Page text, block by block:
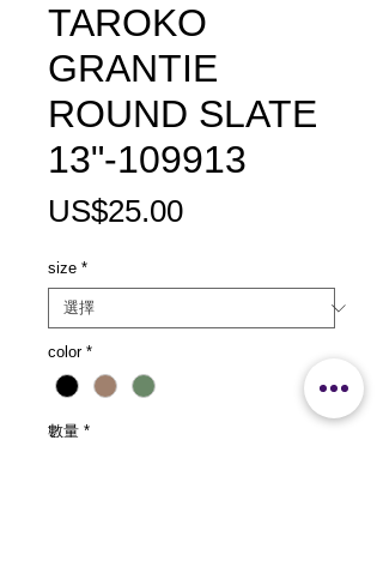
TAROKO
GRANTIE
ROUND SLATE
13"-109913
US$25.00價
size *
color *
數量 *